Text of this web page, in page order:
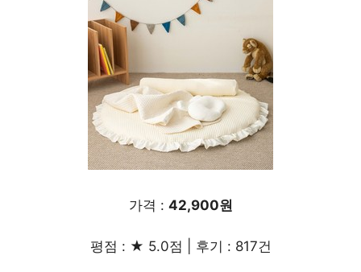
가격 : 42,900원
평점 : ★ 5.0점 | 후기 : 817건